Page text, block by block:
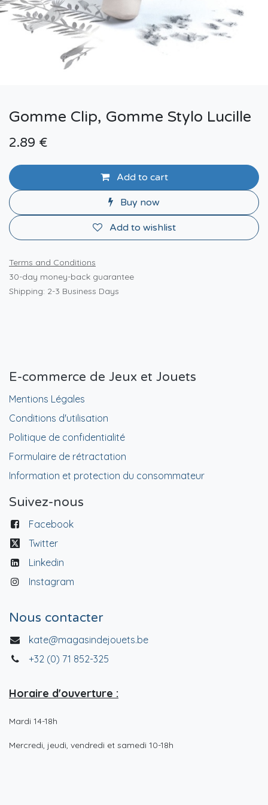
Gomme Clip, Gomme Stylo Lucille
2.89 €
Add to cart
Buy now
Add to wishlist
Terms and Conditions
30-day money-back guarantee
Shipping: 2-3 Business Days
E-commerce de Jeux et Jouets
Mentions Légales
Conditions d'utilisation
Politique de confidentialité
Formulaire de rétractation
Information et protection du consommateur
Suivez-nous
Facebook
Twitter
Linkedin
Instagram
Nous contacter
kate@magasindejouets.be
+32 (0) 71 852-325
Horaire d'ouverture :
Mardi 14-18h
Mercredi, jeudi, vendredi et samedi 10-18h